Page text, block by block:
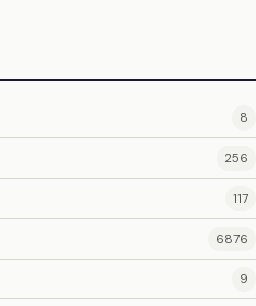
8
256
117
6876
9